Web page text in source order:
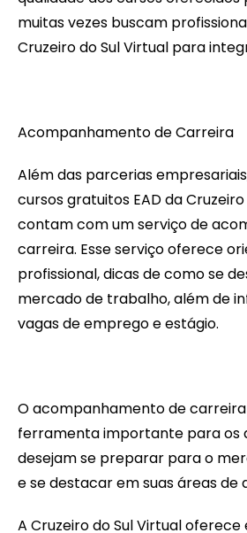
muitas vezes buscam
Cruzeiro do Sul Virtual para
Acompanhamento de Carreira
Além das parcerias
cursos gratuitos EAD da
contam com um serviço de
carreira. Esse serviço oferece
profissional, dicas de como se
mercado de trabalho, além de
vagas de emprego e estágio.
O acompanhamento de
ferramenta importante para os
desejam se preparar para o
e se destacar em suas áreas de
A Cruzeiro do Sul Virtual oferece